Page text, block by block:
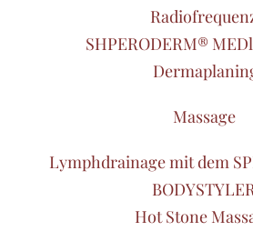
SHPERODERM®
Massage
Lymphdrainage mit dem
Hot Stone